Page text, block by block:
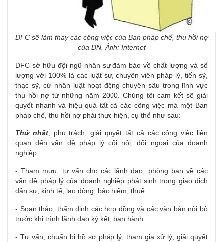
DFC sẽ làm thay các công việc của Ban pháp chế, thu hồi nợ
của DN. Ảnh: Internet
DFC sở hữu đội ngũ nhân sự đảm bảo về chất lượng và số
lượng với 100% là các luật sư, chuyên viên pháp lý, tiến sỹ,
thạc sỹ, cử nhân luật hoạt động chuyên sâu trong lĩnh vực
thu hồi nợ từ những năm 2000. Chúng tôi cam kết sẽ giải
quyết nhanh và hiệu quả tất cả các công việc mà một Ban
pháp chế, thu hồi nợ phải thực hiện, cụ thể như sau:
Thứ nhất, phụ trách, giải quyết tất cả các công việc liên
quan đến vấn đề pháp lý đối nội, đối ngoại của doanh
nghiệp:
- Tham mưu, tư vấn cho các lãnh đạo, phòng ban về các
vấn đề pháp lý của doanh nghiệp phát sinh trong giao dịch
dân sự, kinh tế, lao động, bảo hiểm, thuế…
- Soạn thảo, thẩm định các hợp đồng và các văn bản nội bộ
trước khi trình lãnh đạo ký kết, ban hành
- Tư vấn, chuẩn bị hồ sơ pháp lý, tham gia xử lý, giải quyết